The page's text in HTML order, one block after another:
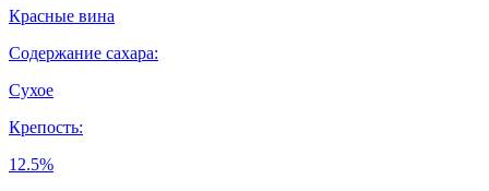
Красные вина
Содержание сахара:
Сухое
Крепость:
12.5%